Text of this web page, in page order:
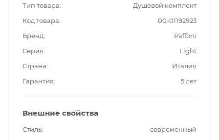
Тип товара
Душевой комплект
Код товара
00-01192923
Бренд
Paffoni
Серия
Light
Страна
Италия
Гарантия
5 лет
Внешние свойства
Стиль
современный